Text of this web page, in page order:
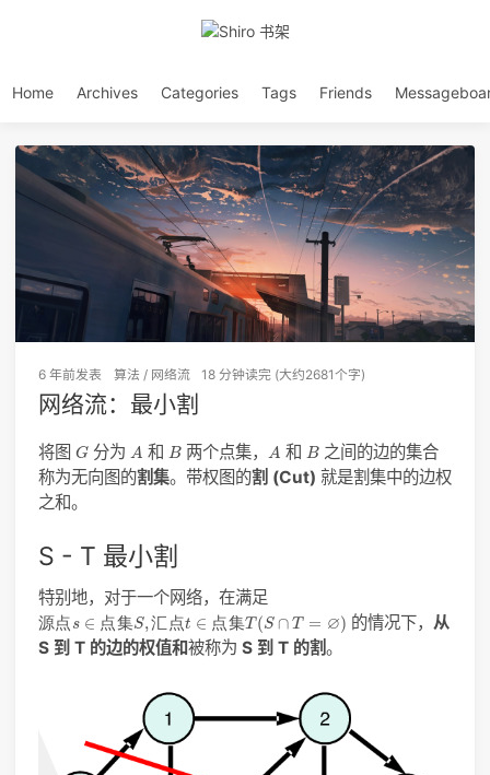
Home Archives Categories Tags Friends
6 年前发表 算法 / 网络流 18 分钟读完 (大约2681个字)
网络流：最小割
将图 G
G 分为 A
A 和 B
B 两个点集， A
A 和 B
B 之间的边的集合
称为无向图的割集。带权图的割 (Cut) 就是割集中的边权
之和。
S - T 最小割
特别地，对于一个网络，在满足
源点 s ∈ 点集S,汇 点t ∈ 点集T(S ∩ T = ∅)
源 点 ∈ 点集S, 汇点t∈ 点 集T(S∩ T =∅ 的情况下， 从
S 到 T 的边的权值和被称为 S 到 T 的割。